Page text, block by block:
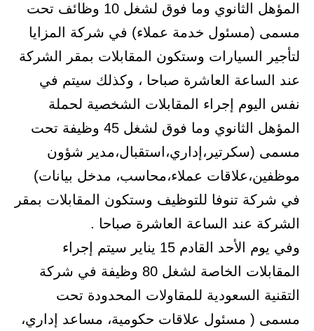
المؤهل الثانوي وما فوق لشغل 10 وظائف تحت
مسمى (مسئول خدمة عملاء) في شركة المزايا
لتأجير السيارات وستكون المقابلات بمقر الشركة
عند الساعة العاشرة صباحا ، وكذلك سيتم في
نفس اليوم إجراء المقابلات الشخصية لحملة
المؤهل الثانوي وما فوق لشغل 45 وظيفة تحت
مسمى (سكرتير،إداري،استقبال،مدير شؤون
موظفين،علاقات عملاء،محاسب، مدخل بيانات)
في شركة تنوفا للتوظيف وستكون المقابلات بمقر
الشركة عند الساعة العاشرة صباحا .
وفي يوم الأحد القادم 15 يناير سيتم إجراء
المقابلات الخاصة لشغل 80 وظيفة في شركة
التقنية السعودية للمقاولات المحدودة تحت
مسمى ( مسئول علاقات حكومية، مساعد إداري،